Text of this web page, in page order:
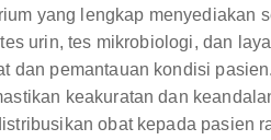
yang lengkap menyediakan
urin, tes mikrobiologi, dan
dan pemantauan kondisi
keakuratan dan
obat kepada pasien